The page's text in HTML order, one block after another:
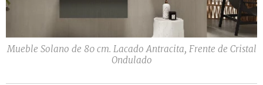
Mueble Solano de 80 cm. Lacado Antracita, Frente de Cristal
Ondulado